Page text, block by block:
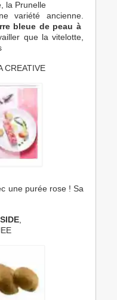
la Prunelle
variété ancienne.
bleue de peau à
que la vitelotte,
CREATIVE
une purée rose ! Sa